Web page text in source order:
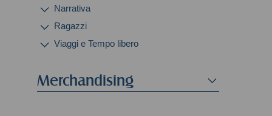
Narrativa
Ragazzi
Viaggi e Tempo libero
Merchandising